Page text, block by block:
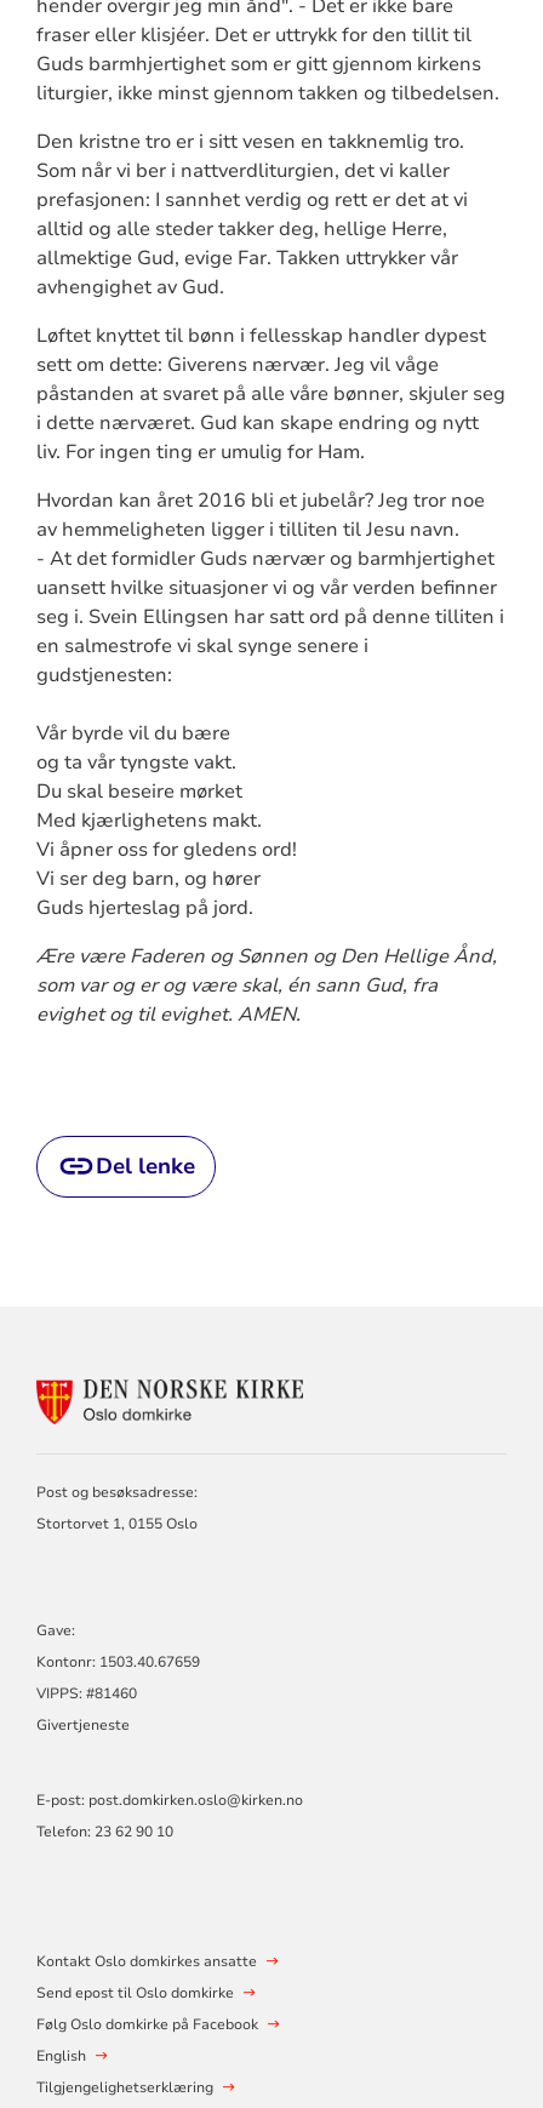
hender overgir jeg min ånd". - Det er ikke bare
fraser eller klisjéer. Det er uttrykk for den tillit til
Guds barmhjertighet som er gitt gjennom kirkens
liturgier, ikke minst gjennom takken og tilbedelsen.
Den kristne tro er i sitt vesen en takknemlig tro.
Som når vi ber i nattverdliturgien, det vi kaller
prefasjonen: I sannhet verdig og rett er det at vi
alltid og alle steder takker deg, hellige Herre,
allmektige Gud, evige Far. Takken uttrykker vår
avhengighet av Gud.
Løftet knyttet til bønn i fellesskap handler dypest
sett om dette: Giverens nærvær. Jeg vil våge
påstanden at svaret på alle våre bønner, skjuler seg
i dette nærværet. Gud kan skape endring og nytt
liv. For ingen ting er umulig for Ham.
Hvordan kan året 2016 bli et jubelår? Jeg tror noe
av hemmeligheten ligger i tilliten til Jesu navn.
- At det formidler Guds nærvær og barmhjertighet
uansett hvilke situasjoner vi og vår verden befinner
seg i. Svein Ellingsen har satt ord på denne tilliten i
en salmestrofe vi skal synge senere i
gudstjenesten:
Vår byrde vil du bære
og ta vår tyngste vakt.
Du skal beseire mørket
Med kjærlighetens makt.
Vi åpner oss for gledens ord!
Vi ser deg barn, og hører
Guds hjerteslag på jord.
Ære være Faderen og Sønnen og Den Hellige Ånd,
som var og er og være skal, én sann Gud, fra
evighet og til evighet. AMEN.
Del lenke
KONTAKTINFORMASJON
Post og besøksadresse:
Stortorvet 1, 0155 Oslo
Gave:
Kontonr: 1503.40.67659
VIPPS: #81460
Givertjeneste
E-post: post.domkirken.oslo@kirken.no
Telefon: 23 62 90 10
Kontakt Oslo domkirkes ansatte
Send epost til Oslo domkirke
Følg Oslo domkirke på Facebook
English
Tilgjengelighetserklæring